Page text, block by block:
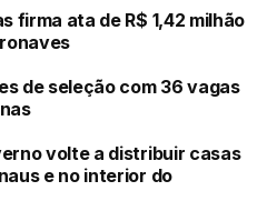
firma ata de R$ 1,42 milhão
de seleção com 36 vagas
volte a distribuir casas
e no interior do